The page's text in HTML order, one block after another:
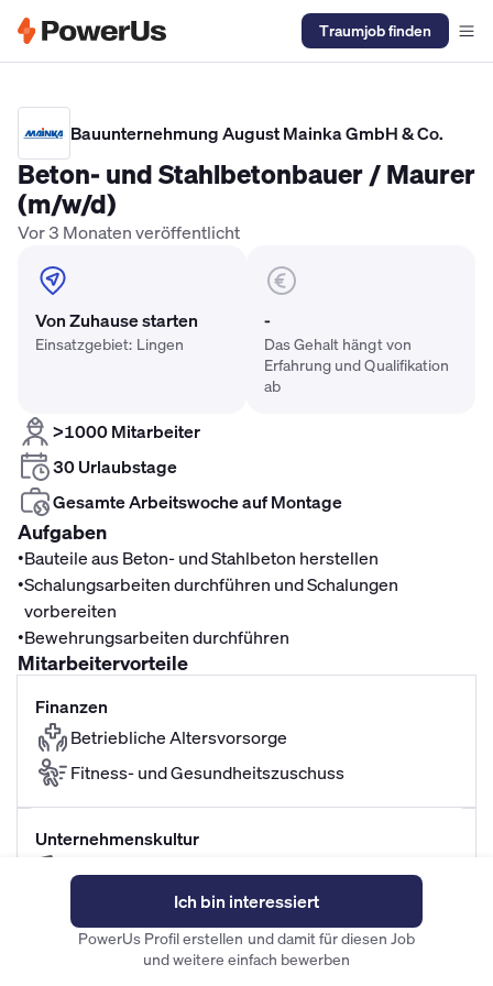
Traumjob finden
Bauunternehmung August Mainka GmbH & Co.
Beton- und Stahlbetonbauer / Maurer
(m/w/d)
Vor 3 Monaten veröffentlicht
Von Zuhause starten
Einsatzgebiet: Lingen
-
Das Gehalt hängt von
Erfahrung und Qualifikation
ab
>1000 Mitarbeiter
30 Urlaubstage
Gesamte Arbeitswoche auf Montage
Aufgaben
•Bauteile aus Beton- und Stahlbeton herstellen
•Schalungsarbeiten durchführen und Schalungen
vorbereiten
•Bewehrungsarbeiten durchführen
Mitarbeitervorteile
Finanzen
Betriebliche Altersvorsorge
Fitness- und Gesundheitszuschuss
Unternehmenskultur
Sehr sicherer Job
Familiäre Atmosphäre im Team
Spannende Aufgaben
Ich bin interessiert
PowerUs Profil erstellen und damit für diesen Job
und weitere einfach bewerben